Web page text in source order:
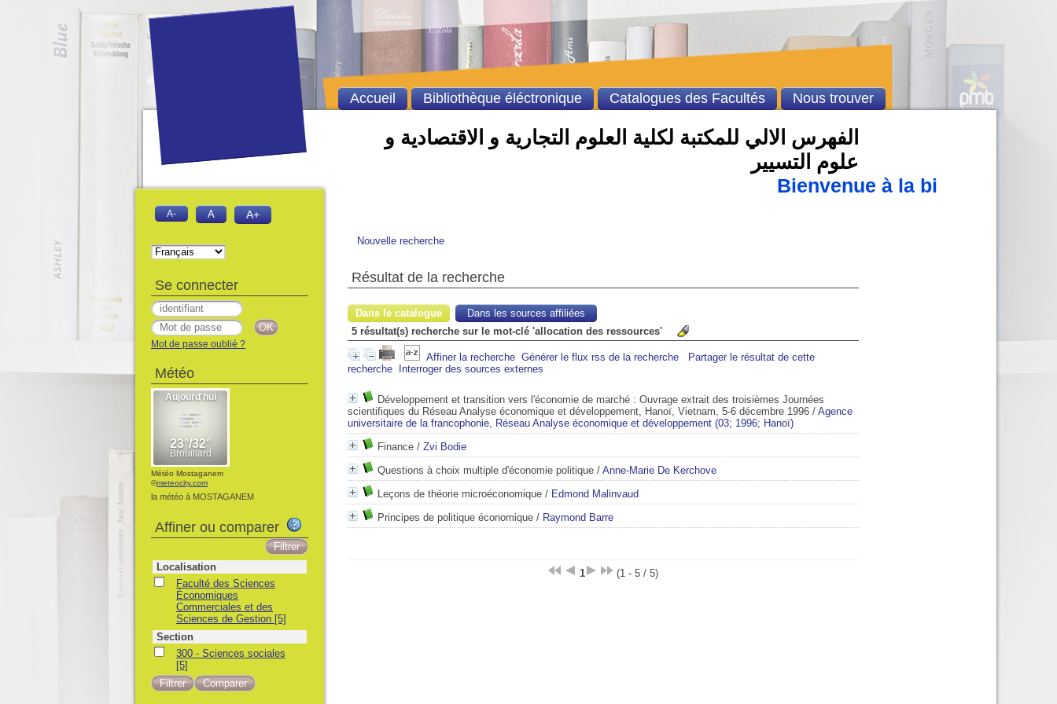
الفهرس الالي للمكتبة لكلية العلوم التجارية و الاقتصادية و
علوم التسيير
Bienvenue à la bibliothèque
Nouvelle recherche
Résultat de la recherche
Dans le catalogue
Dans les sources affiliées
5 résultat(s) recherche sur le mot-clé 'allocation des ressources'
Affiner la recherche Générer le flux rss de la recherche
Partager le résultat de cette
recherche
Interroger des sources externes
Développement et transition vers l'économie de marché : Ouvrage extrait des troisièmes Journées
scientifiques du Réseau Analyse économique et développement, Hanoï, Vietnam, 5-6 décembre 1996 / Agence
universitaire de la francophonie, Réseau Analyse économique et développement (03; 1996; Hanoï)
Finance / Zvi Bodie
Questions à choix multiple d'économie politique / Anne-Marie De Kerchove
Leçons de théorie microéconomique / Edmond Malinvaud
Principes de politique économique / Raymond Barre
1 (1 - 5 / 5)
Accueil Bibliothèque éléctronique Catalogues des Facultés Nous trouver
A- A A+
Se connecter
Mot de passe oublié ?
Météo
Météo Mostaganem
©meteocity.com
la météo à MOSTAGANEM
Affiner ou comparer
Localisation
Faculté des Sciences
Économiques
Commerciales et des
Sciences de Gestion [5]
Section
300 - Sciences sociales
[5]